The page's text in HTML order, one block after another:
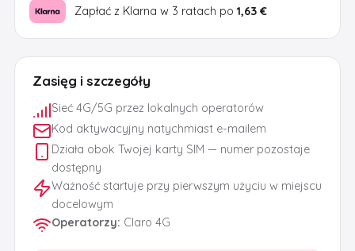
Zasięg i szczegóły
Sieć 4G/5G przez lokalnych operatorów
Kod aktywacyjny natychmiast e-mailem
Działa obok Twojej karty SIM — numer pozostaje
dostępny
Ważność startuje przy pierwszym użyciu w miejscu
docelowym
Operatorzy: Claro 4G
Zapłać z Klarna w 3 ratach po 1,63 €